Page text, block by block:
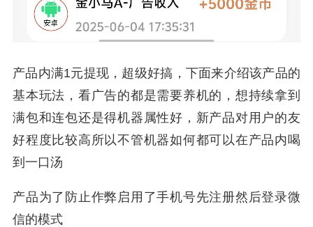
产品内满1元提现，超级好搞，下面来介绍该产品的
基本玩法，看广告的都是需要养机的，想持续拿到
满包和连包还是得机器属性好，新产品对用户的友
好程度比较高所以不管机器如何都可以在产品内喝
到一口汤
产品为了防止作弊启用了手机号先注册然后登录微
信的模式